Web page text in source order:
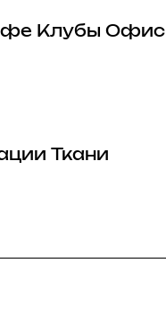
Клубы Офис
Ткани